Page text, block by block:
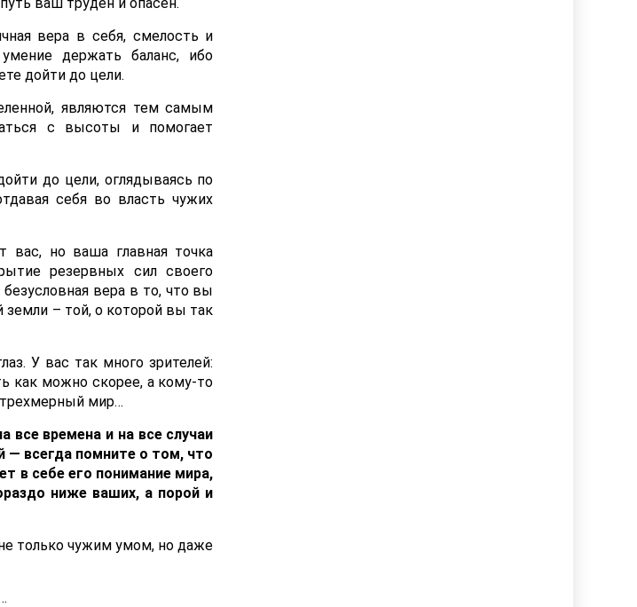
вера в себя, смелость и
держать баланс, ибо
дойти до цели.
являются тем самым
с высоты и помогает
до цели, оглядываясь по
себя во власть чужих
вас, но ваша главная точка
резервных сил своего
вера в то, что вы
земли – той, о которой вы так
У вас так много зрителей:
как можно скорее, а кому-то
трехмерный мир…
времена и на все случаи
— всегда помните о том, что
в себе его понимание мира,
ниже ваших, а порой и
только чужим умом, но даже